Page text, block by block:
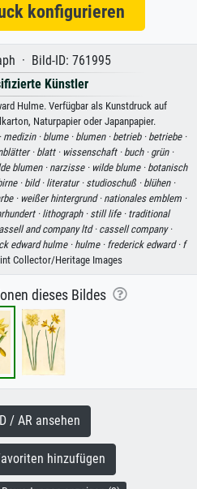
konfigurieren
· Bild-ID: 761995
Künstler
Hulme. Verfügbar als Kunstdruck auf
Naturpapier oder Japanpapier.
medizin · blume · blumen · betrieb · betriebe ·
· blatt · wissenschaft · buch · grün ·
blumen · narzisse · wilde blume · botanisch
·bild · literatur · studioschuß · blühen ·
· weißer hintergrund · nationales emblem ·
· lithograph · still life · traditional
and company ltd · cassell company ·
edward hulme · hulme · frederick edward · f
Collector/Heritage Images
dieses Bildes
/ AR ansehen
hinzufügen